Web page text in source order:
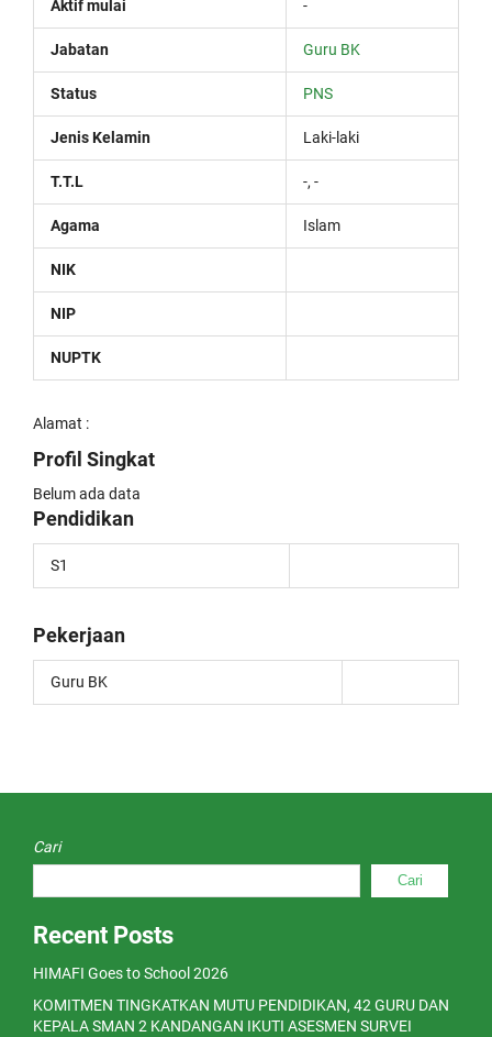
Aktif mulai -
Jabatan Guru BK
Status PNS
Jenis Kelamin Laki-laki
T.T.L -, -
Agama Islam
NIK
NIP
NUPTK
Alamat :
Profil Singkat
Belum ada data
Pendidikan
S1
Pekerjaan
Guru BK
Cari
Cari
Recent Posts
HIMAFI Goes to School 2026
KOMITMEN TINGKATKAN MUTU PENDIDIKAN, 42 GURU DAN
KEPALA SMAN 2 KANDANGAN IKUTI ASESMEN SURVEI